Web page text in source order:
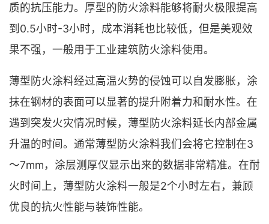
质的抗压能力。厚型的防火涂料能够将耐火极限提高
到0.5小时-3小时，成本消耗也比较低，但是美观效
果不强，一般用于工业建筑防火涂料使用。
薄型防火涂料经过高温火势的侵蚀可以自发膨胀，涂
抹在钢材的表面可以显著的提升附着力和耐水性。在
遇到突发火灾情况时候，薄型防火涂料延长内部金属
升温的时间。通常薄型防火涂料我们会将它控制在3
～7mm，涂层测厚仪显示出来的数据非常精准。在耐
火时间上，薄型防火涂料一般是2个小时左右，兼顾
优良的抗火性能与装饰性能。